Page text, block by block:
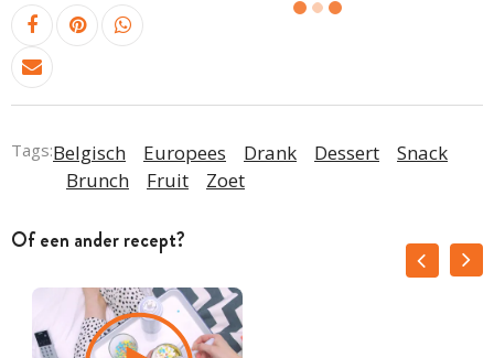
Tags:Belgisch Europees Drank Dessert
Snack
Brunch
Fruit Zoet
Of een ander recept?